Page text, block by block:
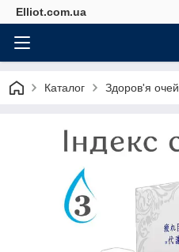
Elliot.com.ua
Каталог Здоров'я очей